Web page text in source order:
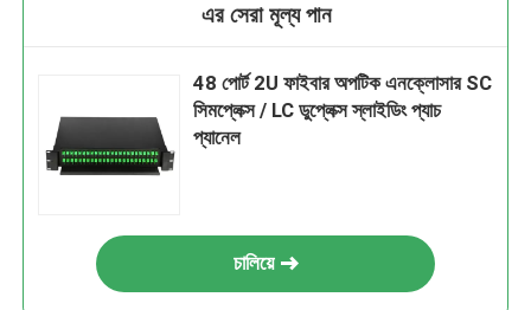
এর সেরা মূল্য পান
48 পোর্ট 2U ফাইবার অপটিক এনক্লোসার SC
সিমপ্লেক্স / LC ডুপ্লেক্স স্লাইডিং প্যাচ
প্যানেল
চালিয়ে